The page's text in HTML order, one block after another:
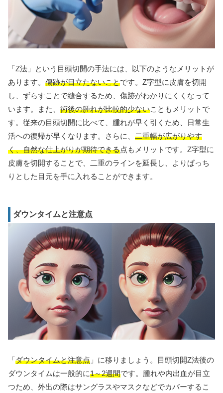
「Z法」という目頭切開の手法には、以下のようなメリットが
あります。 傷跡が目立たないことです。Z字型に皮膚を切開
し、ずらすことで縫合するため、傷跡がわかりにくくなって
います。また、 術後の腫れが比較的少ないこともメリットで
す。従来の目頭切開に比べて、腫れが早く引くため、日常生
活への復帰が早くなります。さらに、 二重幅が広がりやす
く、自然な仕上がりが期待できる点もメリットです。Z字型に
皮膚を切開することで、二重のラインを延長し、よりぱっち
りとした目元を手に入れることができます。
ダウンタイムと注意点
「ダウンタイムと注意点 」に移りましょう。目頭切開Z法後の
ダウンタイムは一般的に1～2週間です。腫れや内出血が目立
つため、外出の際はサングラスやマスクなどでカバーするこ